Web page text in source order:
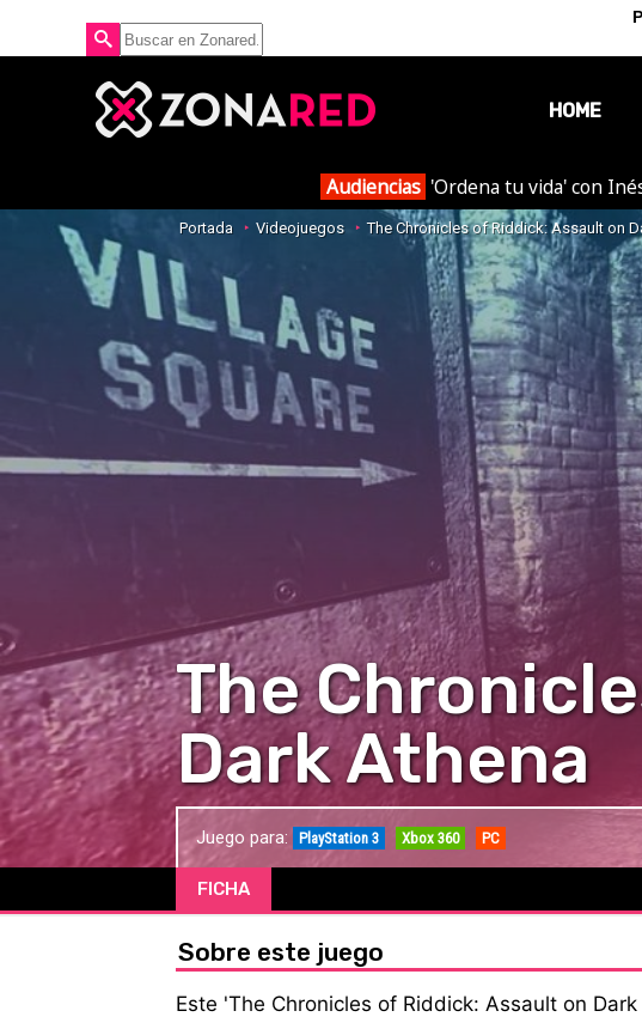
HOME
Audiencias 'Ordena tu vida' con
Portada Videojuegos The Chronicles of Riddick: Assault on
The
Dark Athena
Juego para: PlayStation 3 Xbox 360 PC
FICHA
Sobre este juego
Este 'The Chronicles of Riddick: Assault on